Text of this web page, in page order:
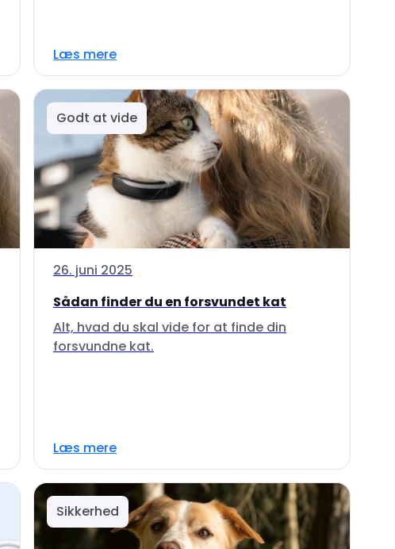
Læs mere
Godt at vide
26. juni 2025
Sådan finder du en forsvundet kat
Alt, hvad du skal vide for at finde din
forsvundne kat.
Læs mere
Sikkerhed